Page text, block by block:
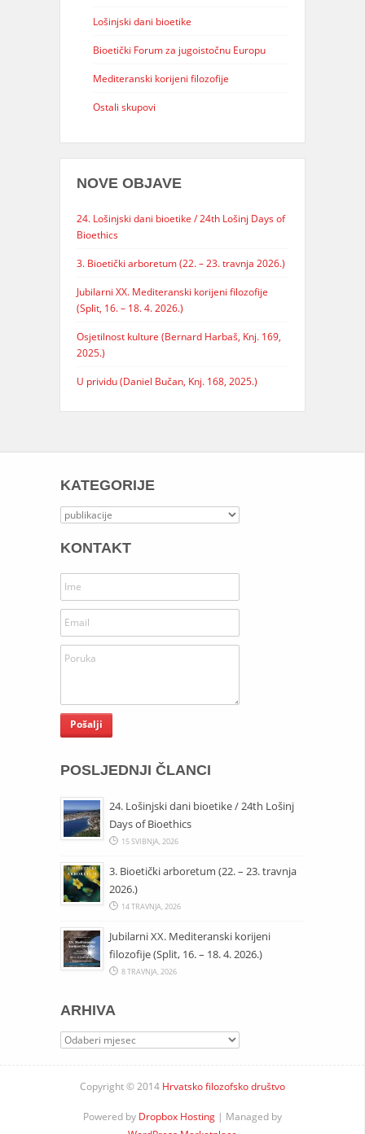
Lošinjski dani bioetike
Bioetički Forum za jugoistočnu Europu
Mediteranski korijeni filozofije
Ostali skupovi
NOVE OBJAVE
24. Lošinjski dani bioetike / 24th Lošinj Days of
Bioethics
3. Bioetički arboretum (22. – 23. travnja 2026.)
Jubilarni XX. Mediteranski korijeni filozofije
(Split, 16. – 18. 4. 2026.)
Osjetilnost kulture (Bernard Harbaš, Knj. 169,
2025.)
U prividu (Daniel Bučan, Knj. 168, 2025.)
KATEGORIJE
Kategorije
KONTAKT
POSLJEDNJI ČLANCI
24. Lošinjski dani bioetike / 24th Lošinj
Days of Bioethics
15 SVIBNJA, 2026
3. Bioetički arboretum (22. – 23. travnja
2026.)
14 TRAVNJA, 2026
Jubilarni XX. Mediteranski korijeni
filozofije (Split, 16. – 18. 4. 2026.)
8 TRAVNJA, 2026
ARHIVA
Arhiva
Copyright © 2014 Hrvatsko filozofsko društvo
Powered by Dropbox Hosting| Managed by